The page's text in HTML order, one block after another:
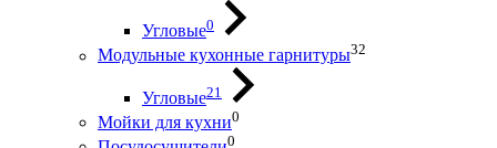
Угловые0
Модульные кухонные гарнитуры32
Угловые21
Мойки для кухни0
0